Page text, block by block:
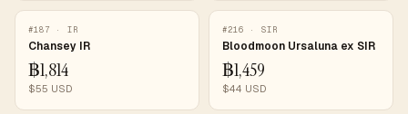
#187 · IR
Chansey IR
฿1,814
$55 USD
#216 · SIR
Bloodmoon Ursaluna ex SIR
฿1,459
$44 USD